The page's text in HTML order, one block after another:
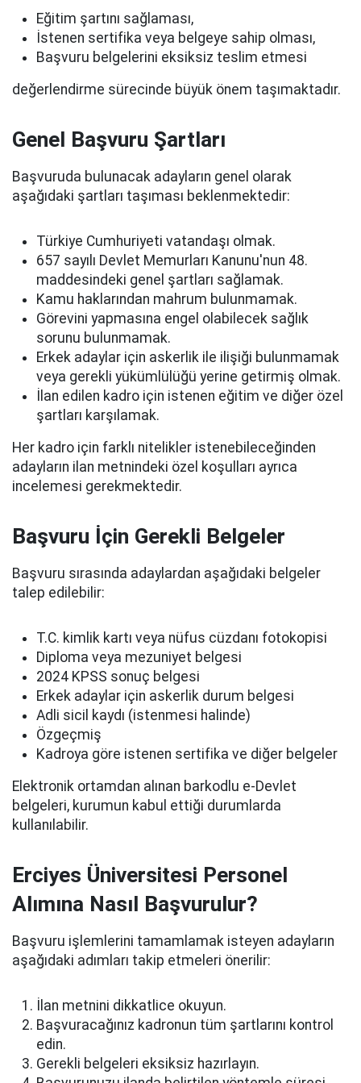
Eğitim şartını sağlaması,
İstenen sertifika veya belgeye sahip olması,
Başvuru belgelerini eksiksiz teslim etmesi
değerlendirme sürecinde büyük önem taşımaktadır.
Genel Başvuru Şartları
Başvuruda bulunacak adayların genel olarak
aşağıdaki şartları taşıması beklenmektedir:
Türkiye Cumhuriyeti vatandaşı olmak.
657 sayılı Devlet Memurları Kanunu'nun 48.
maddesindeki genel şartları sağlamak.
Kamu haklarından mahrum bulunmamak.
Görevini yapmasına engel olabilecek sağlık
sorunu bulunmamak.
Erkek adaylar için askerlik ile ilişiği bulunmamak
veya gerekli yükümlülüğü yerine getirmiş olmak.
İlan edilen kadro için istenen eğitim ve diğer özel
şartları karşılamak.
Her kadro için farklı nitelikler istenebileceğinden
adayların ilan metnindeki özel koşulları ayrıca
incelemesi gerekmektedir.
Başvuru İçin Gerekli Belgeler
Başvuru sırasında adaylardan aşağıdaki belgeler
talep edilebilir:
T.C. kimlik kartı veya nüfus cüzdanı fotokopisi
Diploma veya mezuniyet belgesi
2024 KPSS sonuç belgesi
Erkek adaylar için askerlik durum belgesi
Adli sicil kaydı (istenmesi halinde)
Özgeçmiş
Kadroya göre istenen sertifika ve diğer belgeler
Elektronik ortamdan alınan barkodlu e-Devlet
belgeleri, kurumun kabul ettiği durumlarda
kullanılabilir.
Erciyes Üniversitesi Personel
Alımına Nasıl Başvurulur?
Başvuru işlemlerini tamamlamak isteyen adayların
aşağıdaki adımları takip etmeleri önerilir:
İlan metnini dikkatlice okuyun.
Başvuracağınız kadronun tüm şartlarını kontrol
edin.
Gerekli belgeleri eksiksiz hazırlayın.